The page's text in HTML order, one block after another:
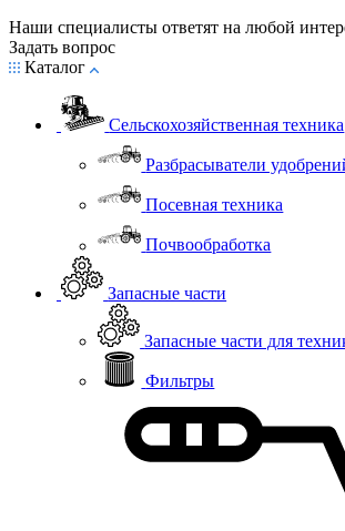
Наши специалисты ответят на любой
Задать вопрос
Каталог
Сельскохозяйственная техника
Разбрасыватели
Посевная техника
Почвообработка
Запасные части
Запасные части для
Фильтры